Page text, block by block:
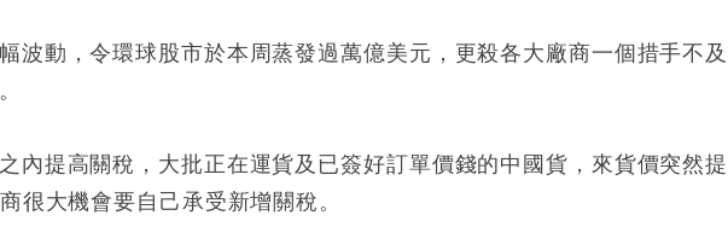
波動，令環球股市於本周蒸發過萬億美元，更殺各大廠商一個措手不及
內提高關稅，大批正在運貨及已簽好訂單價錢的中國貨，來貨價突然
很大機會要自己承受新增關稅。